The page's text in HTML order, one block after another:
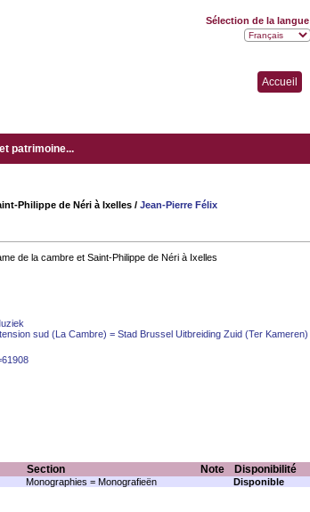
Accueil
patrimoine...
Philippe de Néri à Ixelles / Jean-Pierre Félix
de la cambre et Saint-Philippe de Néri à Ixelles
sud (La Cambre) = Stad Brussel Uitbreiding Zuid (Ter Kameren)
Section Note Disponibilité
Monographies = Monografieën Disponible
Sélection de la langue